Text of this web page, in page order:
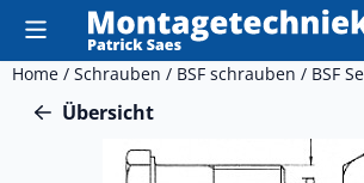
Cookie-Einstellungen sind derzeit
Home / Schrauben / BSF schrauben / BSF
Übersicht